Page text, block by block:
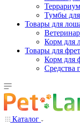
Тумбы
Товары для
Корм для
Товары для
Корм для
Средства
Каталог